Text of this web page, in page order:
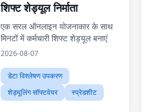
शिफ्ट शेड्यूल निर्माता
एक सरल ऑनलाइन योजनाकार के साथ
मिनटों में कर्मचारी शिफ्ट शेड्यूल बनाएं
2026-08-07
डेटा विश्लेषण उपकरण
शेड्यूलिंग सॉफ्टवेयर
स्प्रेडशीट